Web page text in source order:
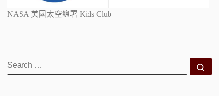
NASA 美國太空總署 Kids Club
SEARCH